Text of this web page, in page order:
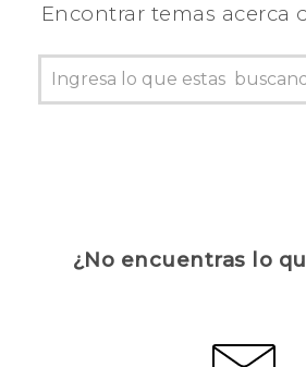
Encontrar temas acerca
¿No encuentras lo